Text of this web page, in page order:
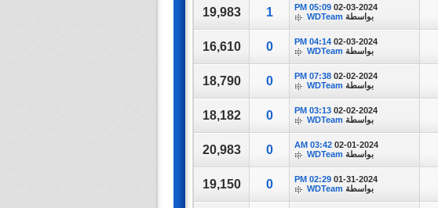
02-03-2024
05:09 PM
بواسطة WDTeam
1
19,983
02-03-2024
04:14 PM
بواسطة WDTeam
0
16,610
02-02-2024
07:38 PM
بواسطة WDTeam
0
18,790
02-02-2024
03:13 PM
بواسطة WDTeam
0
18,182
02-01-2024
03:42 AM
بواسطة WDTeam
0
20,983
01-31-2024
02:29 PM
بواسطة WDTeam
0
19,150